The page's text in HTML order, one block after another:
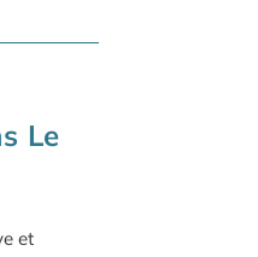
Le
et